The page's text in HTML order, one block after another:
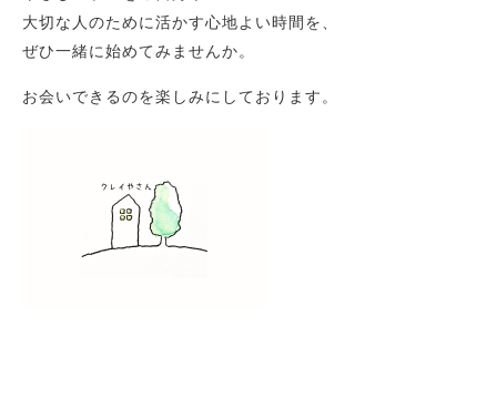
大切な人のために活かす心地よい時間を、
ぜひ一緒に始めてみませんか。
お会いできるのを楽しみにしております。